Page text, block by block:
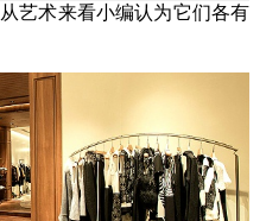
艺术来看小编认为它们各有